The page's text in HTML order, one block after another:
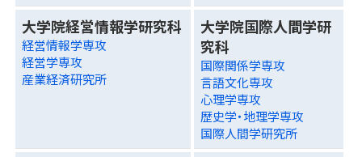
大学院経営情報学研究科
経営情報学専攻
経営学専攻
産業経済研究所
大学院国際人間学研
究科
国際関係学専攻
言語文化専攻
心理学専攻
歴史学・地理学専攻
国際人間学研究所